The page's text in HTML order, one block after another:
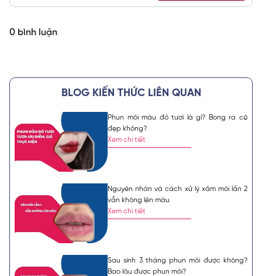
0 bình luận
BLOG KIẾN THỨC LIÊN QUAN
Phun môi màu đỏ tươi là gì? Bong ra có
đẹp không?
Xem chi tiết
Nguyên nhân và cách xử lý xăm môi lần 2
vẫn không lên màu
Xem chi tiết
Sau sinh 3 tháng phun môi được không?
Bao lâu được phun môi?